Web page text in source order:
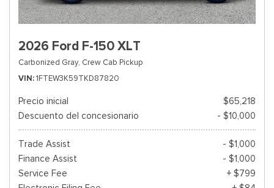
2026 Ford F-150 XLT
Carbonized Gray, Crew Cab Pickup
VIN 1FTEW3K59TKD87820
Precio inicial
$65,218
Descuento del concesionario
- $10,000
Trade Assist
- $1,000
Finance Assist
- $1,000
Service Fee
+ $799